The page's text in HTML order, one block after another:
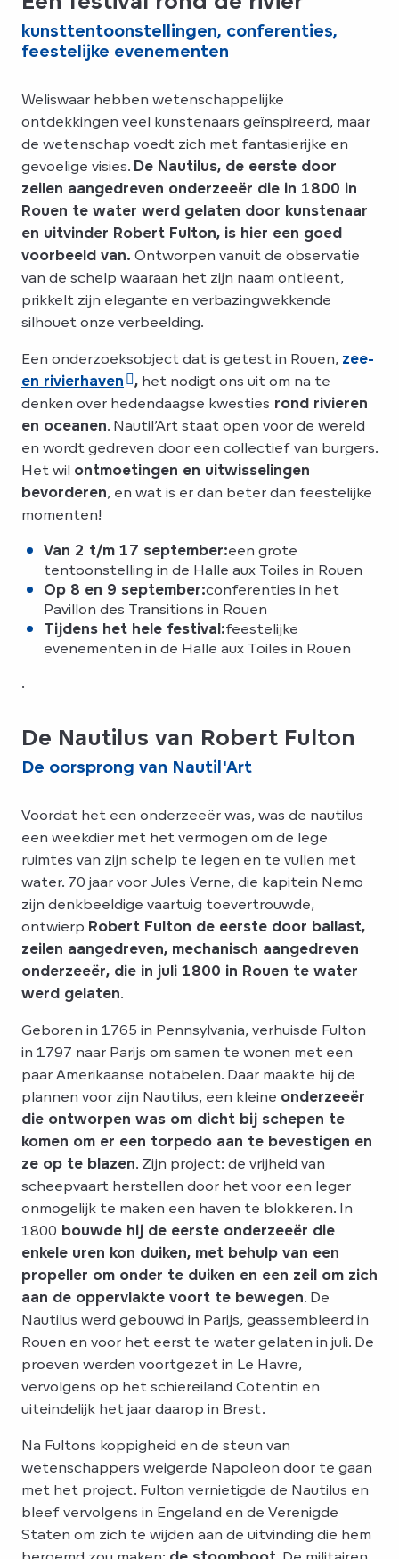
kunsttentoonstellingen, conferenties,
feestelijke evenementen
Weliswaar hebben wetenschappelijke
ontdekkingen veel kunstenaars geïnspireerd, maar
de wetenschap voedt zich met fantasierijke en
gevoelige visies. De Nautilus, de eerste door
zeilen aangedreven onderzeeër die in 1800 in
Rouen te water werd gelaten door kunstenaar
en uitvinder Robert Fulton, is hier een goed
voorbeeld van. Ontworpen vanuit de observatie
van de schelp waaraan het zijn naam ontleent,
prikkelt zijn elegante en verbazingwekkende
silhouet onze verbeelding.
Een onderzoeksobject dat is getest in Rouen, zee-
en rivierhaven
, het nodigt ons uit om na te
denken over hedendaagse kwesties rond rivieren
en oceanen. Nautil’Art staat open voor de wereld
en wordt gedreven door een collectief van burgers.
Het wil ontmoetingen en uitwisselingen
bevorderen, en wat is er dan beter dan feestelijke
momenten!
Van 2 t/m 17 september:een grote
tentoonstelling in de Halle aux Toiles in Rouen
Op 8 en 9 september:conferenties in het
Pavillon des Transitions in Rouen
Tijdens het hele festival:feestelijke
evenementen in de Halle aux Toiles in Rouen
.
De Nautilus van Robert Fulton
De oorsprong van Nautil'Art
Voordat het een onderzeeër was, was de nautilus
een weekdier met het vermogen om de lege
ruimtes van zijn schelp te legen en te vullen met
water. 70 jaar voor Jules Verne, die kapitein Nemo
zijn denkbeeldige vaartuig toevertrouwde,
ontwierp Robert Fulton de eerste door ballast,
zeilen aangedreven, mechanisch aangedreven
onderzeeër, die in juli 1800 in Rouen te water
werd gelaten.
Geboren in 1765 in Pennsylvania, verhuisde Fulton
in 1797 naar Parijs om samen te wonen met een
paar Amerikaanse notabelen. Daar maakte hij de
plannen voor zijn Nautilus, een kleine onderzeeër
die ontworpen was om dicht bij schepen te
komen om er een torpedo aan te bevestigen en
ze op te blazen. Zijn project: de vrijheid van
scheepvaart herstellen door het voor een leger
onmogelijk te maken een haven te blokkeren. In
1800 bouwde hij de eerste onderzeeër die
enkele uren kon duiken, met behulp van een
propeller om onder te duiken en een zeil om zich
aan de oppervlakte voort te bewegen. De
Nautilus werd gebouwd in Parijs, geassembleerd in
Rouen en voor het eerst te water gelaten in juli. De
proeven werden voortgezet in Le Havre,
vervolgens op het schiereiland Cotentin en
uiteindelijk het jaar daarop in Brest.
Na Fultons koppigheid en de steun van
wetenschappers weigerde Napoleon door te gaan
met het project. Fulton vernietigde de Nautilus en
bleef vervolgens in Engeland en de Verenigde
Staten om zich te wijden aan de uitvinding die hem